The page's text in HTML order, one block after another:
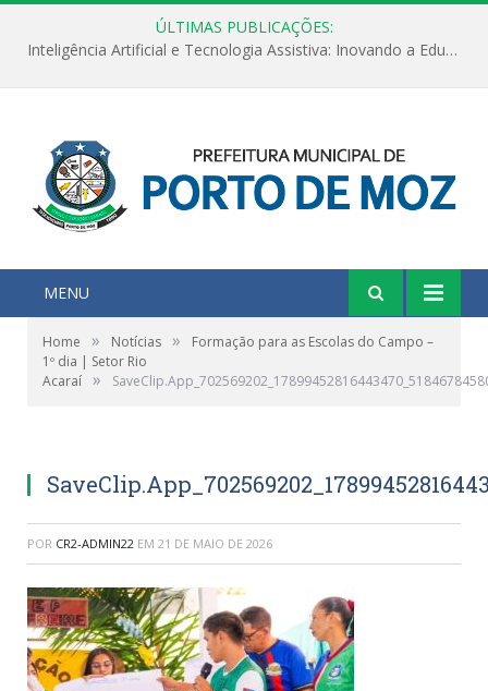
ÚLTIMAS PUBLICAÇÕES:
Inteligência Artificial e Tecnologia Assistiva: Inovando a Educação Especial e Inclusiva
MENU
Home » Notícias »
Formação para as Escolas do Campo –
1º dia | Setor Rio
Acaraí »
POR CR2-ADMIN22 EM 21 DE MAIO DE 2026